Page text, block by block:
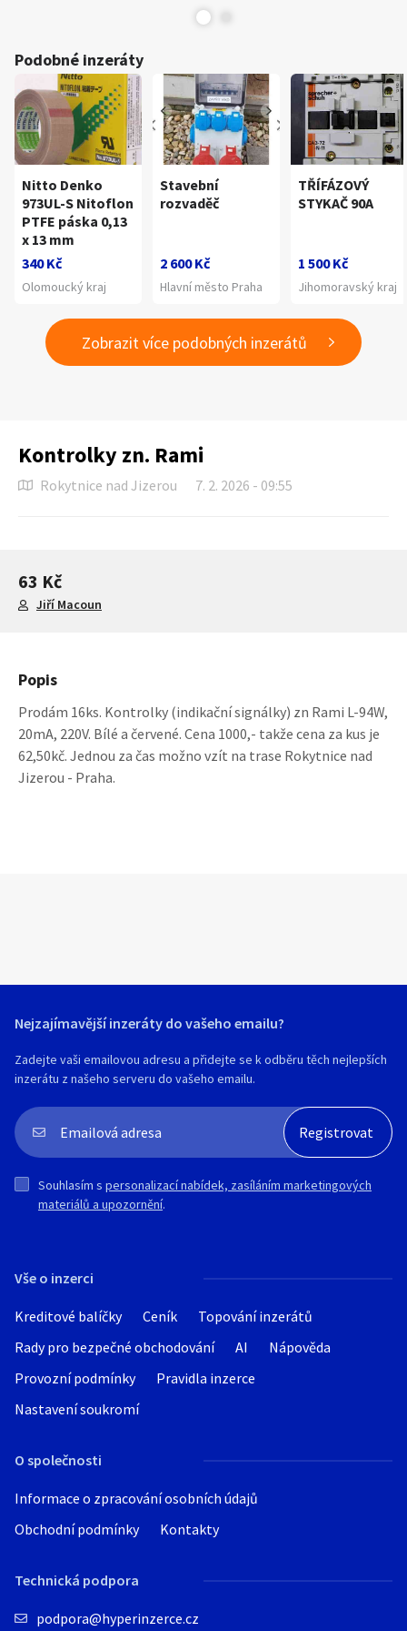
Podobné inzeráty
Nitto Denko
973UL-S Nitoflon
PTFE páska 0,13
x 13 mm
340 Kč
Olomoucký kraj
Stavební
rozvaděč
2 600 Kč
Hlavní město Praha
TŘÍFÁZOVÝ
STYKAČ 90A
1 500 Kč
Jihomoravský kraj
Zobrazit více podobných inzerátů
Kontrolky zn. Rami
Rokytnice nad Jizerou 7. 2. 2026 - 09:55
63 Kč
Jiří Macoun
Popis
Prodám 16ks. Kontrolky (indikační signálky) zn Rami L-94W,
20mA, 220V. Bílé a červené. Cena 1000,- takže cena za kus je
62,50kč. Jednou za čas možno vzít na trase Rokytnice nad
Jizerou - Praha.
Vše o inzerci
Kreditové balíčky Ceník
Topování inzerátů
Rady pro bezpečné obchodování
AI
Nápověda
Provozní podmínky
Pravidla inzerce
Nastavení soukromí
O společnosti
Informace o zpracování osobních údajů
Obchodní podmínky
Kontakty
Technická podpora
podpora@hyperinzerce.cz
Nejzajímavější inzeráty do vašeho emailu?
Zadejte vaši emailovou adresu a přidejte se k odběru těch nejlepších
inzerátu z našeho serveru do vašeho emailu.
Souhlasím s personalizací nabídek, zasíláním marketingových
materiálů a upozornění.